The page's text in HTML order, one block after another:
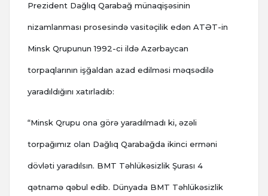
Prezident Dağlıq Qarabağ münaqişəsinin
nizamlanması prosesində vasitəçilik edən ATƏT-in
Minsk Qrupunun 1992-ci ildə Azərbaycan
torpaqlarının işğaldan azad edilməsi məqsədilə
yaradıldığını xatırladıb:
“Minsk Qrupu ona görə yaradılmadı ki, əzəli
torpağımız olan Dağlıq Qarabağda ikinci erməni
dövləti yaradılsın. BMT Təhlükəsizlik Şurası 4
qətnamə qəbul edib. Dünyada BMT Təhlükəsizlik